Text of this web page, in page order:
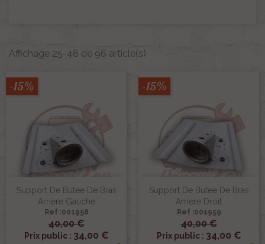
Affichage 25-48 de 96 article(s)
Support De Butee De Bras
Arriere Gauche
Ref :001958
40,00 €
Prix public : 34,00 €
-15%
Support De Butee De Bras
Arriere Droit
Ref :001959
40,00 €
Prix public : 34,00 €
-15%